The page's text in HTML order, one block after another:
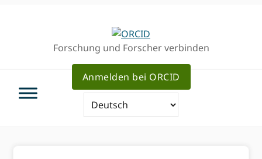
Forschung und Forscher verbinden
Anmelden bei ORCID